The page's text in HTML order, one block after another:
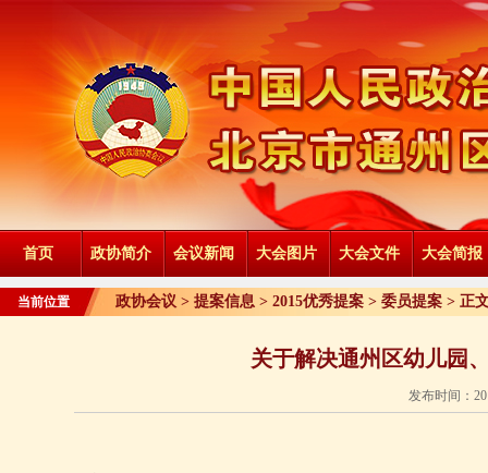
首页 政协简介 会议新闻 大会图片 大会文件 大会简报
当前位置 政协会议 > 提案信息 > 2015优秀提案 > 委员提案 > 正
关于解决通州区幼儿园
发布时间：